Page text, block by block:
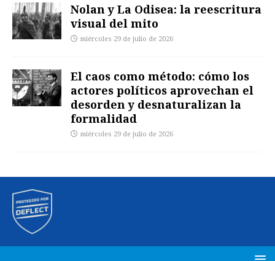
Nolan y La Odisea: la reescritura
visual del mito
miércoles 29 de julio de 2026
El caos como método: cómo los
actores políticos aprovechan el
desorden y desnaturalizan la
formalidad
miércoles 29 de julio de 2026